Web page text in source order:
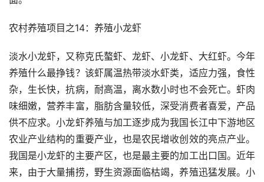
农村养殖项目之14：养殖小龙虾
淡水小龙虾，又称克氏螯虾、龙虾、小龙虾、大红虾。今年
养殖什么最挣钱？该虾属温热带淡水虾类，适应力强，食性
杂，生长快，抗病，耐高温，离水数小时也不会死亡。虾肉
味细嫩，营养丰富，脂肪含量较低，深受消费者喜爱，产品
供不应求。小龙虾养殖与加工逐步成为我国长江中下游地区
农业产业结构的重要产业，也是农民增收创效的亮点产业。
我国是小龙虾的主要产区，也是最主要的加工出口国。近年
来，由于大量捕捞，野生资源面临枯竭，养殖迅猛发展。小